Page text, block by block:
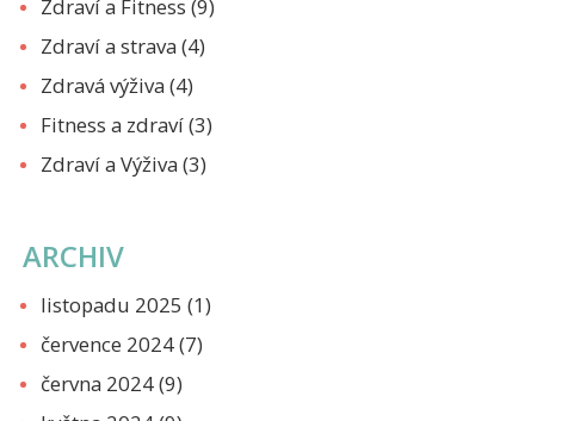
Zdraví a Fitness (9)
Zdraví a strava (4)
Zdravá výživa (4)
Fitness a zdraví(3)
Zdraví a Výživa (3)
ARCHIV
listopadu 2025 (1)
července 2024(7)
června 2024(9)